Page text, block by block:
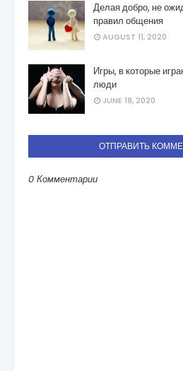
Делая добро, не
правил общения
AUGUST 11, 2020
Игры, в которые
люди
JUNE 19, 2020
ОТПРАВИТЬ
0 Комментарии